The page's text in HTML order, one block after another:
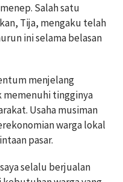
Salah satu
Tija, mengaku telah
ini selama belasan
menjelang
memenuhi tingginya
Usaha musiman
warga lokal
pasar.
selalu berjualan